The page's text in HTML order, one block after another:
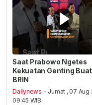
Saat Prabowo Ngetes
Kekuatan Genting
BRIN
Dailynews - Jumat , 07 Aug
09:45 WIB